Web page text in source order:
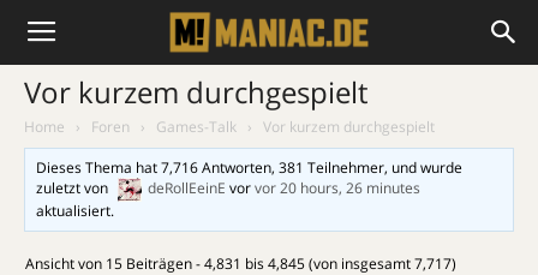
Vor kurzem durchgespielt
Home › Foren › Games-Talk › Vor kurzem durchgespielt
Dieses Thema hat 7,716 Antworten, 381 Teilnehmer, und wurde
zuletzt von
deRollEeinE vorvor 20 hours, 26 minutes
aktualisiert.
Ansicht von 15 Beiträgen - 4,831 bis 4,845 (von insgesamt 7,717)